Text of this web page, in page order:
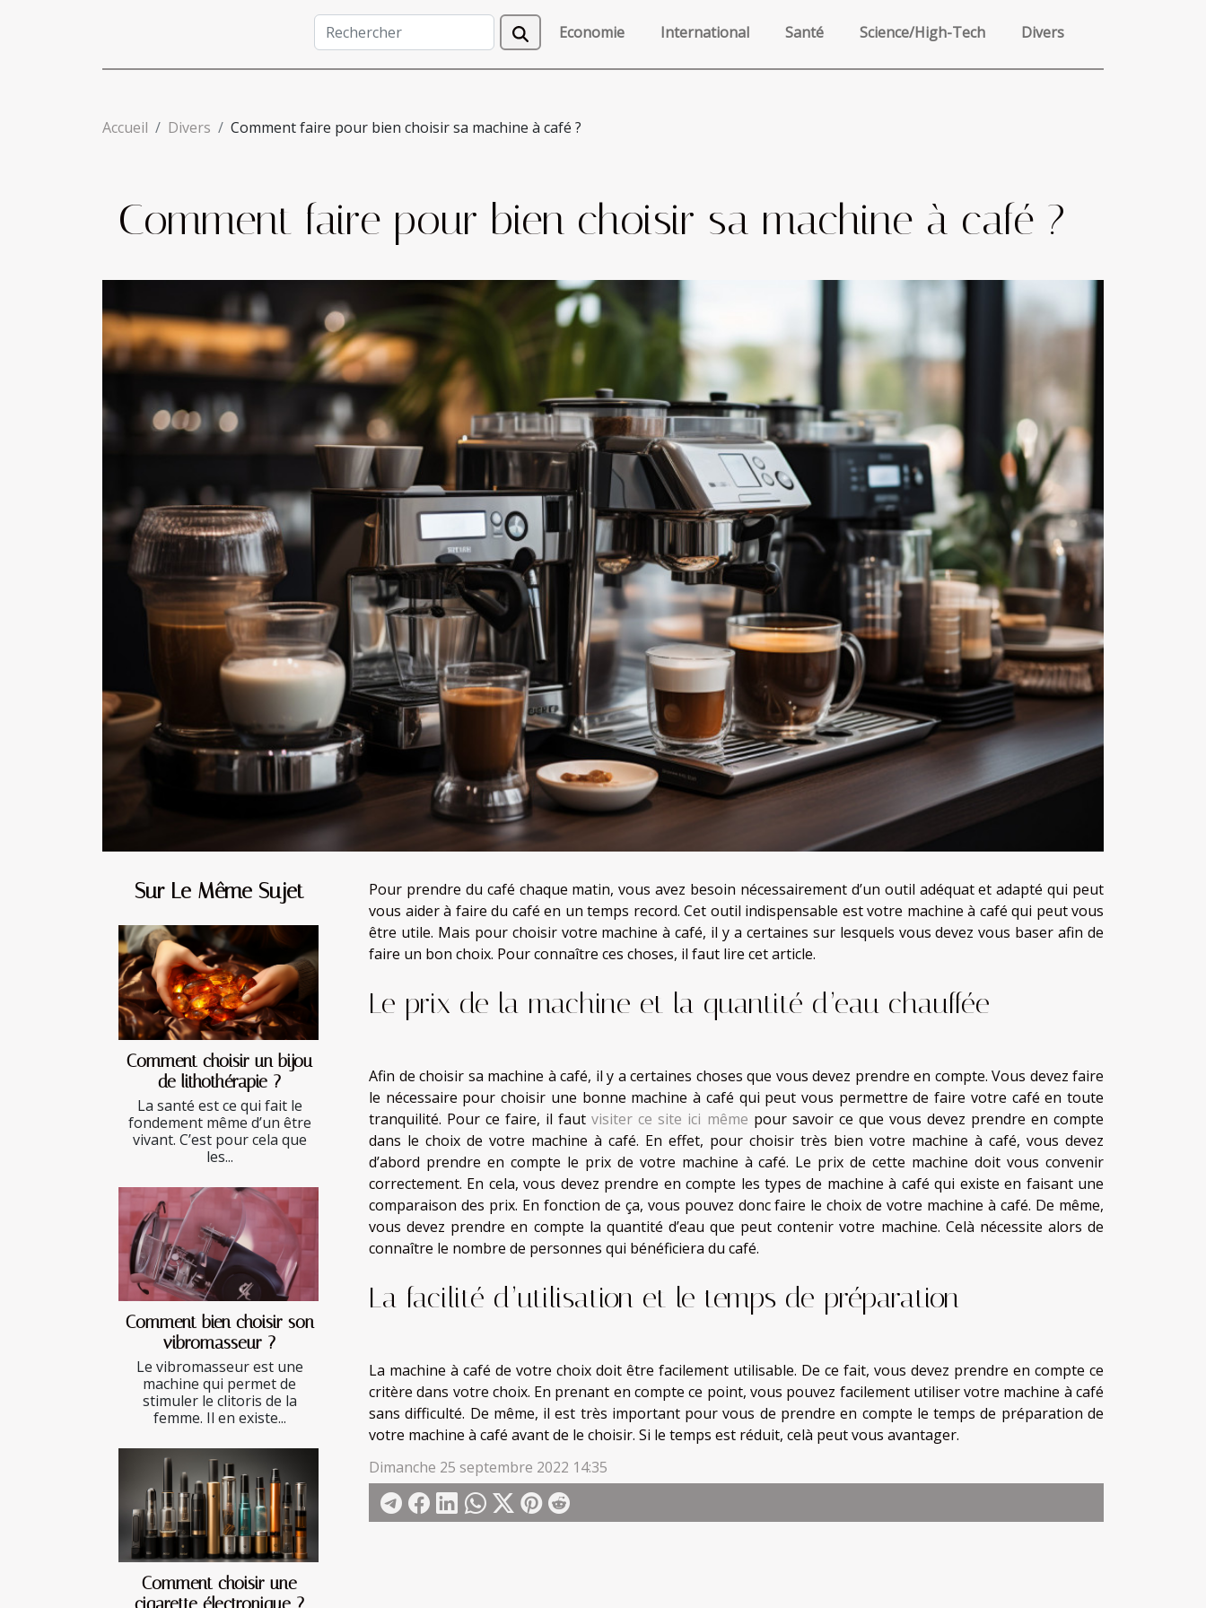
Economie International Santé Science/High-Tech Divers
Accueil Divers Comment faire pour bien choisir sa machine à café ?
Comment faire pour bien choisir sa machine à café ?
Sur Le Même Sujet
Comment choisir un bijou
de lithothérapie ?
La santé est ce qui fait le
fondement même d’un être
vivant. C’est pour cela que
les...
Comment bien choisir son
vibromasseur ?
Le vibromasseur est une
machine qui permet de
stimuler le clitoris de la
femme. Il en existe...
Comment choisir une
Pour prendre du café chaque matin, vous avez besoin nécessairement d’un outil adéquat et adapté qui peut
vous aider à faire du café en un temps record. Cet outil indispensable est votre machine à café qui peut vous
être utile. Mais pour choisir votre machine à café, il y a certaines sur lesquels vous devez vous baser afin de
faire un bon choix. Pour connaître ces choses, il faut lire cet article.
Le prix de la machine et la quantité d’eau chauffée
Afin de choisir sa machine à café, il y a certaines choses que vous devez prendre en compte. Vous devez faire
le nécessaire pour choisir une bonne machine à café qui peut vous permettre de faire votre café en toute
tranquilité. Pour ce faire, il fautvisiter ce site ici même pour savoir ce que vous devez prendre en compte
dans le choix de votre machine à café. En effet, pour choisir très bien votre machine à café, vous devez
d’abord prendre en compte le prix de votre machine à café. Le prix de cette machine doit vous convenir
correctement. En cela, vous devez prendre en compte les types de machine à café qui existe en faisant une
comparaison des prix. En fonction de ça, vous pouvez donc faire le choix de votre machine à café. De même,
vous devez prendre en compte la quantité d’eau que peut contenir votre machine. Celà nécessite alors de
connaître le nombre de personnes qui bénéficiera du café.
La facilité d’utilisation et le temps de préparation
La machine à café de votre choix doit être facilement utilisable. De ce fait, vous devez prendre en compte ce
critère dans votre choix. En prenant en compte ce point, vous pouvez facilement utiliser votre machine à café
sans difficulté. De même, il est très important pour vous de prendre en compte le temps de préparation de
votre machine à café avant de le choisir. Si le temps est réduit, celà peut vous avantager.
Dimanche 25 septembre 2022 14:35